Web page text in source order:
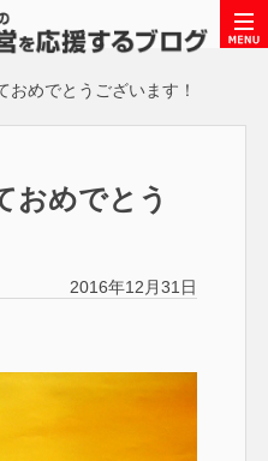
おめでとうございます！
おめでとう
2016年12月31日